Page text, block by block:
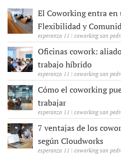
El Coworking entra en
Flexibilidad y
esperanza 11 | coworking san
Oficinas cowork:
trabajo híbrido
esperanza 11 | coworking san
Cómo el coworking
trabajar
esperanza 11 | coworking san
7 ventajas de los
según Cloudworks
esperanza 11 | coworking san